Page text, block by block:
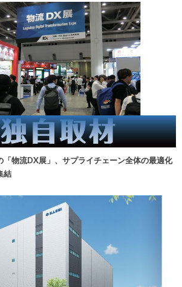
「物流DX展」、サプライチェーン全体の最適化
結